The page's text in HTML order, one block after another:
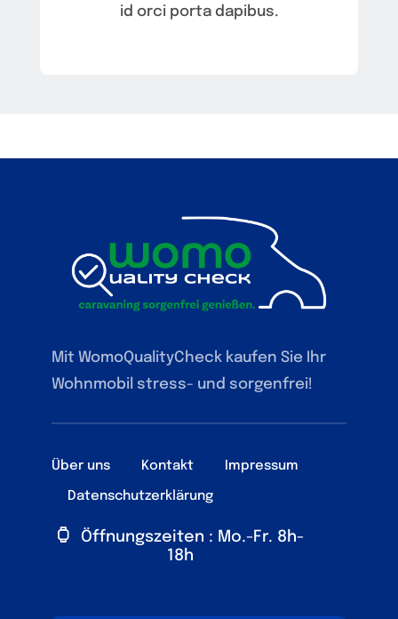
id orci porta dapibus.
Mit WomoQualityCheck kaufen Sie Ihr
Wohnmobil stress- und sorgenfrei!
Über uns Kontakt Impressum
Datenschutzerklärung
Öffnungszeiten : Mo.-Fr. 8h-
18h